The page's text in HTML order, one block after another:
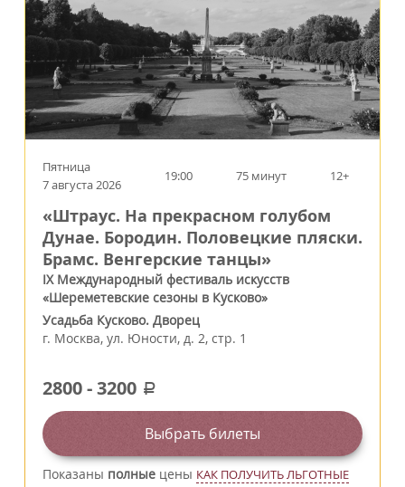
Пятница
7 августа 2026
19:00 75 минут 12+
«Штраус. На прекрасном голубом
Дунае. Бородин. Половецкие пляски.
Брамс. Венгерские танцы»
IX Международный фестиваль искусств
«Шереметевские сезоны в Кусково»
Усадьба Кусково. Дворец
г. Москва, ул. Юности, д. 2, стр. 1
2800-3200 a
Выбрать билеты
Показаны полные цены КАК ПОЛУЧИТЬ ЛЬГОТНЫЕ